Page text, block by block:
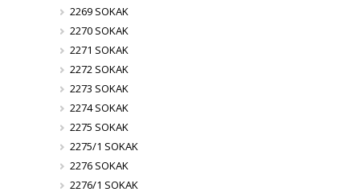
2269 SOKAK
2270 SOKAK
2271 SOKAK
2272 SOKAK
2273 SOKAK
2274 SOKAK
2275 SOKAK
2275/1 SOKAK
2276 SOKAK
2276/1 SOKAK